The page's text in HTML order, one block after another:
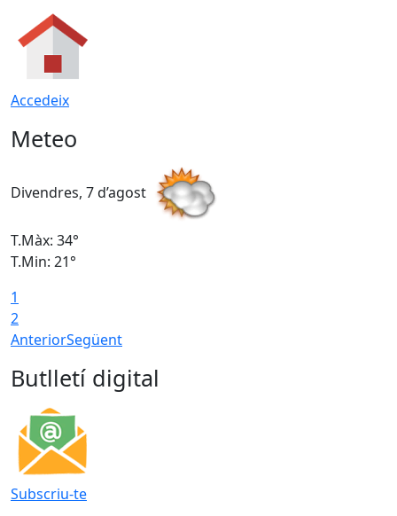
Accedeix
Meteo
Divendres, 7 d’agost
T.Màx: 34°
T.Min: 21°
1
2
AnteriorSegüent
Butlletí digital
Subscriu-te